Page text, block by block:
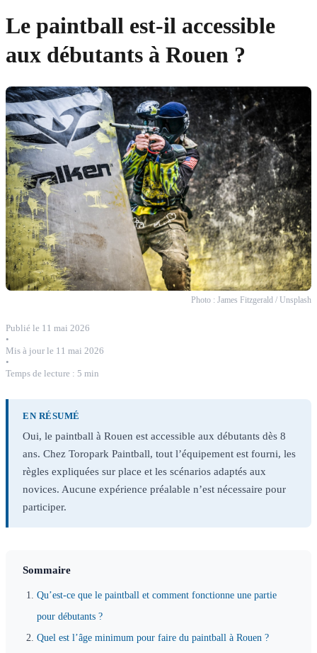
Le paintball est-il accessible
aux débutants à Rouen ?
Photo : James Fitzgerald / Unsplash
Publié le 11 mai 2026
•
Mis à jour le 11 mai 2026
•
Temps de lecture : 5 min
EN RÉSUMÉ
Oui, le paintball à Rouen est accessible aux débutants dès 8
ans. Chez Toropark Paintball, tout l’équipement est fourni, les
règles expliquées sur place et les scénarios adaptés aux
novices. Aucune expérience préalable n’est nécessaire pour
participer.
Sommaire
Qu’est-ce que le paintball et comment fonctionne une partie
pour débutants ?
Quel est l’âge minimum pour faire du paintball à Rouen ?